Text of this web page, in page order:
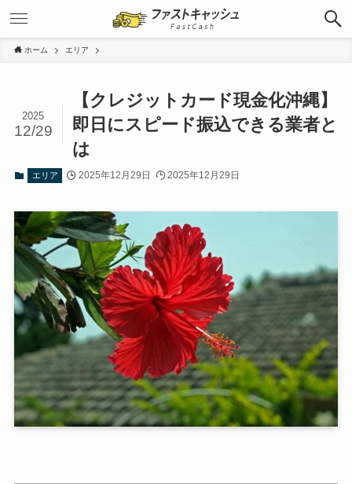
ホーム エリア
【クレジットカード現金化沖縄】
即日にスピード振込できる業者と
は
2025
12/29
エリア 2025年12月29日 2025年12月29日